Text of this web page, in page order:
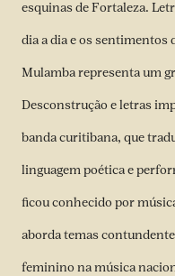
esquinas de Fortaleza.
dia a dia e os sentimentos
Mulamba representa um
Desconstrução e letras
banda curitibana, que
linguagem poética e
ficou conhecido por
aborda temas
feminino na música